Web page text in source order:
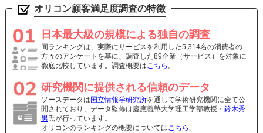
オリコン顧客満足度調査の特徴
日本最大級の規模による独自の調査
同ランキングは、実際にサービスを利用した5,314名の消費者の
方々のアンケートを基に、調査した89企業（サービス）を対象に
徹底比較しています。調査概要はこちら 。
研究機関に提供される信頼のデータ
ソースデータは 国立情報学研究所を通じて学術研究機関に全て公
開されており、データ監修は慶應義塾大学理工学部教授・ 鈴木秀
男 氏が行っています。
オリコンのランキングの概要についてはこちら 。